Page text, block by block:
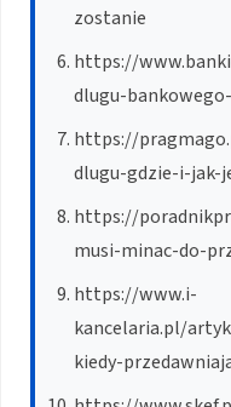
zostanie
https://
dlugu-
https://
dlugu-gdzie-i-jak-
https://
musi-minac-do-
https://www.i-
kancelaria.pl/
kiedy-